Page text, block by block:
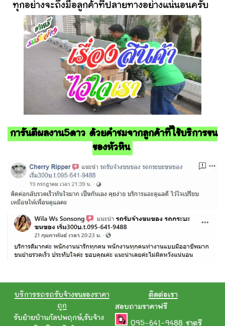
ทุกอย่างจะถึงมือลูกค้าที่ปลายทางอย่างแน่นอนครับ
การันตีผลงาน5ดาว ด้วยคำชมจากลูกค้าที่ใช้บริการขน
ของหัวหิน
บริการรถรถรับจ้างขนของราคา
ถูก
รับย้ายบ้านกัลปพฤกษ์,รับจ้าง
ติดต่อเรา
สอบถามราคาฟรี
095-641-9488 ชาตรี